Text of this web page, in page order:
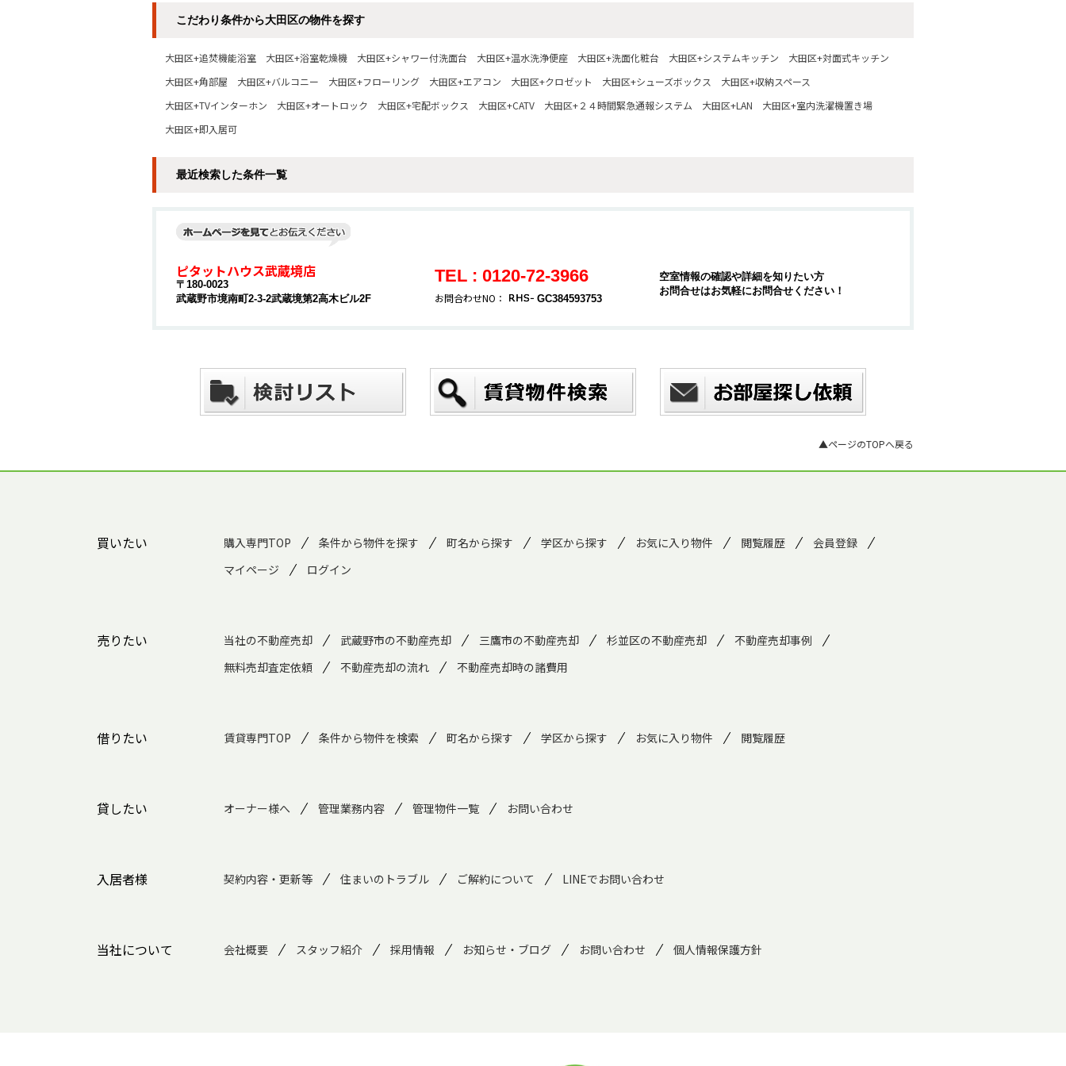
こだわり条件から大田区の物件を探す
大田区+追焚機能浴室 大田区+浴室乾燥機 大田区+シャワー付洗面台 大田区+温水洗浄便座 大田区+洗面化粧台 大田区+システムキッチン
大田区+対面式キッチン
大田区+角部屋
大田区+バルコニー 大田区+フローリング 大田区+エアコン 大田区+クロゼット 大田区+シューズボックス
大田区+収納スペース
大田区+TVインターホン
大田区+オートロック 大田区+宅配ボックス 大田区+CATV 大田区+２４時間緊急通報システム 大田区+LAN
大田区+室内洗濯機置き場
大田区+即入居可
最近検索した条件一覧
ピタットハウス武蔵境店
〒180-0023
武蔵野市境南町2-3-2武蔵境第2高木ビル2F
TEL : 0120-72-3966
お問合わせNO： GC384593753
空室情報の確認や詳細を知りたい方
お問合せはお気軽にお問合せください！
▲ページのTOPへ戻る
買いたい 購入専門TOP 条件から物件を探す 町名から探す 学区から探す お気に入り物件 閲覧履歴
会員登録
マイページ
ログイン
売りたい 当社の不動産売却 武蔵野市の不動産売却 三鷹市の不動産売却 杉並区の不動産売却
不動産売却事例
無料売却査定依頼
不動産売却の流れ 不動産売却時の諸費用
借りたい 賃貸専門TOP 条件から物件を検索 町名から探す 学区から探す お気に入り物件 閲覧履歴
貸したい オーナー様へ 管理業務内容 管理物件一覧 お問い合わせ
入居者様 契約内容・更新等 住まいのトラブル ご解約について LINEでお問い合わせ
当社について 会社概要 スタッフ紹介 採用情報 お知らせ・ブログ お問い合わせ 個人情報保護方針